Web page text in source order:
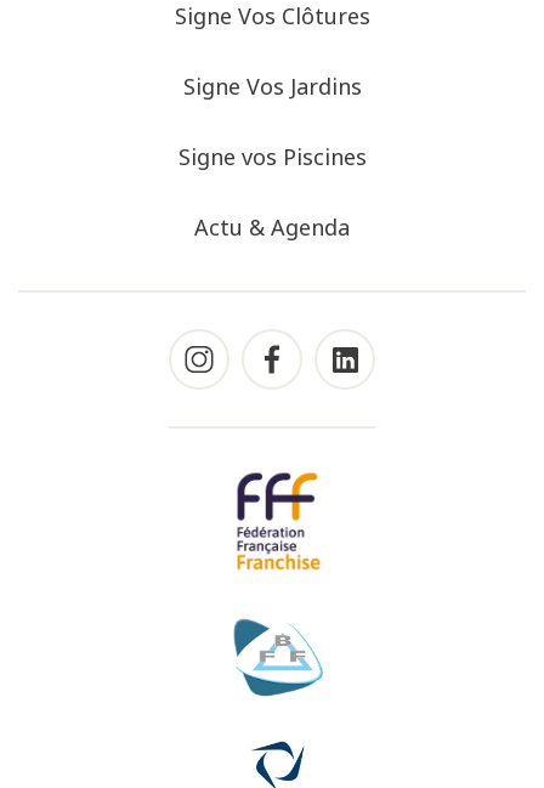
Signe Vos Clôtures
Signe Vos Jardins
Signe vos Piscines
Actu & Agenda